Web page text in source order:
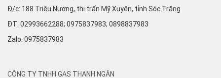
Đ/c: 188 Triệu Nương, thị trấn Mỹ Xuyên, tỉnh Sóc Trăng
ĐT: 02993662288; 0975837983; 0898837983
Zalo: 0975837983
CÔNG TY TNHH GAS THANH NGÂN